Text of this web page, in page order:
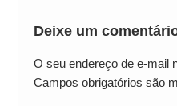
Deixe um
O seu endereço de e-mail
Campos obrigatórios são